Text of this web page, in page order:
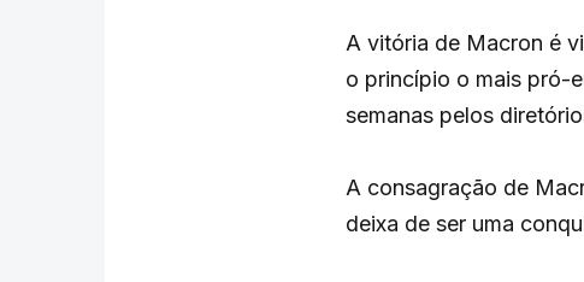
A vitória de Macron é
o princípio o mais pró-
semanas pelos
A consagração de
deixa de ser uma